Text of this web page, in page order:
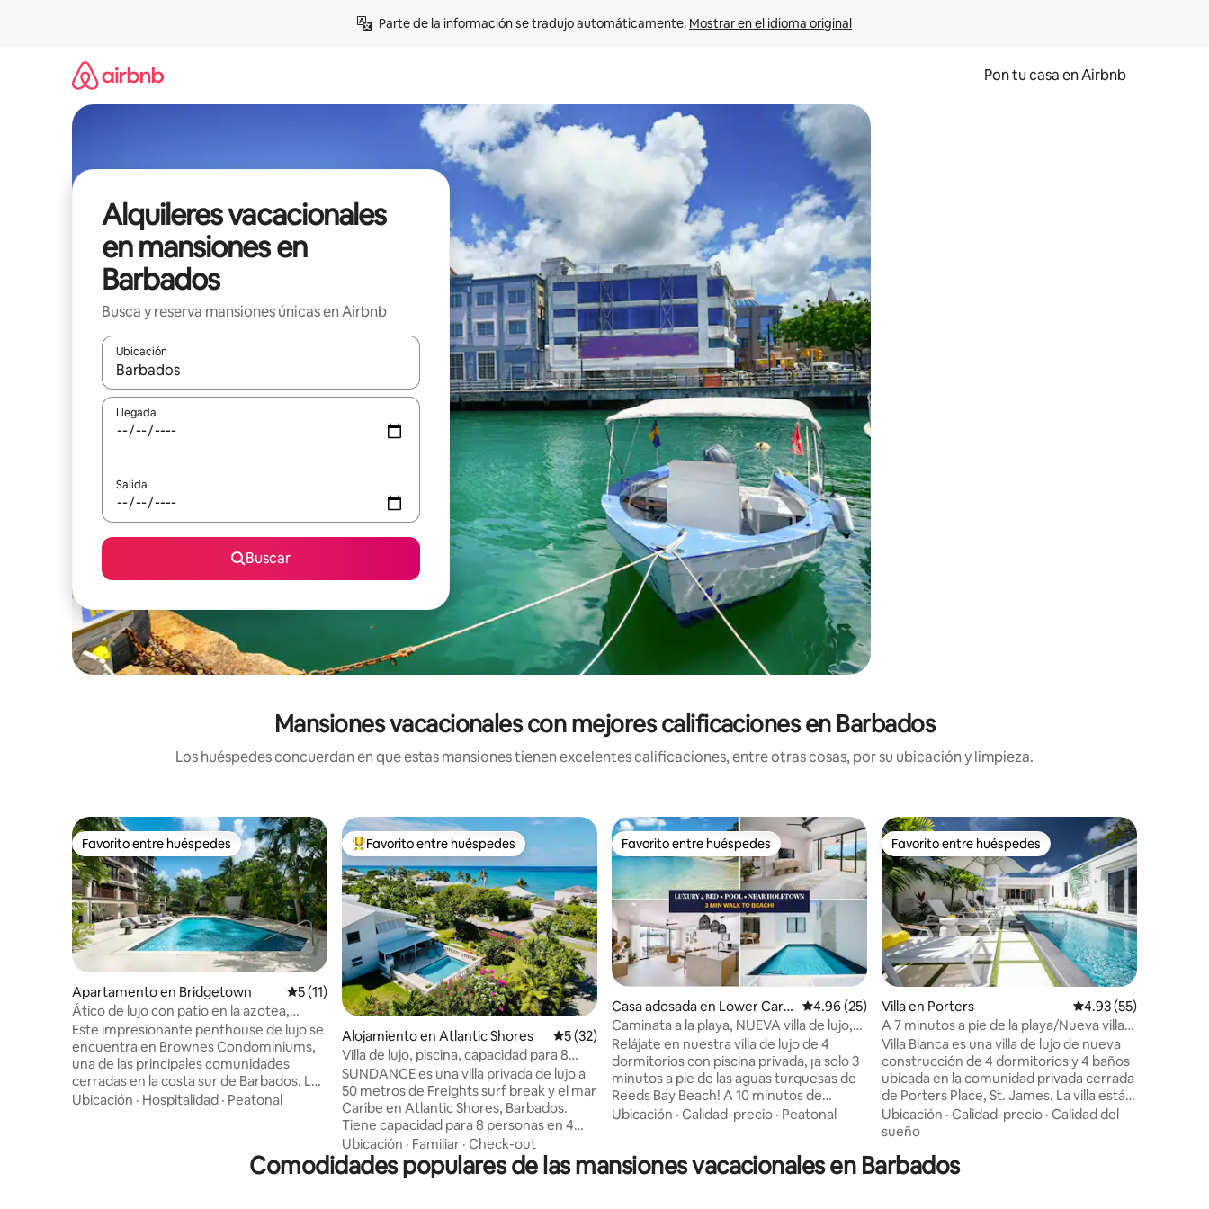
Parte de la información se tradujo automáticamente. Mostrar en el idioma original
Pon tu casa en Airbnb
Alquileres vacacionales
en mansiones en
Barbados
Busca y reserva mansiones únicas en Airbnb
Ubicación
Cuando los resultados estén disponibles, navega con las teclas de flecha hacia arriba y hacia abajo o explora con el tacto o desliza el dedo.
Llegada
Salida
Buscar
Mansiones vacacionales con mejores calificaciones en Barbados
Los huéspedes concuerdan en que estas mansiones tienen excelentes calificaciones, entre otras cosas, por su ubicación y limpieza.
Favorito entre huéspedes
Favorito entre huéspedes
Apartamento en Bridgetown Calificación promedio: 5 de 5, 11 reseñas
5 (11)
Ático de lujo con patio en la azotea,
piscina comunitaria y gimnasio
Este impresionante penthouse de lujo se
encuentra en Brownes Condominiums,
una de las principales comunidades
cerradas en la costa sur de Barbados. La
unidad 4A es una moderna de 3 camas, 3
Los huéspedes también disfrutarán de
Ubicación · Hospitalidad · Peatonal
Favorito entre huéspedes preferido
Favorito entre huéspedes
Alojamiento en Atlantic Shores Calificación promedio: 5 de 5, 32 reseñas
5 (32)
Villa de lujo, piscina, capacidad para 8
personas, Barbados
SUNDANCE es una villa privada de lujo a
50 metros de Freights surf break y el mar
Caribe en Atlantic Shores, Barbados.
Tiene capacidad para 8 personas en 4
dormitorios y 3 baños con una elegante
sala de estar interior y exterior, un
exuberante jardín y una piscina privada.
Ubicación · Familiar · Check-out
Favorito entre huéspedes
Favorito entre huéspedes
Casa adosada en Lower Carlt
on
Calificación promedio: 4.96 de 5, 25 reseñas
4.96 (25)
Caminata a la playa, NUEVA villa de lujo,
piscina, ¡cerca de Holetown!
Relájate en nuestra villa de lujo de 4
dormitorios con piscina privada, ¡a solo 3
minutos a pie de las aguas turquesas de
Reeds Bay Beach! A 10 minutos de
Holetown Restaurantes, tiendas y vida
elegantes servicios: • Piscina privada y
bañera • Interiores caribeños modernos •
Ubicación · Calidad-precio · Peatonal
Favorito entre huéspedes
Favorito entre huéspedes
Villa en Porters Calificación
4.93 (55)
A 7 minutos a pie de la playa/Nueva villa
de lujo/ Capacidad para 10 personas
Villa Blanca es una villa de lujo de nueva
construcción de 4 dormitorios y 4 baños
ubicada en la comunidad privada cerrada
de Porters Place, St. James. La villa está
diseñada arquitectónicamente para
facilitar un flujo continuo entre el interior
moderno, con muebles exquisitos con
toques de color que representan la isla.
Ubicación · Calidad-precio · Calidad del
sueño
Comodidades populares de las mansiones vacacionales en Barbados